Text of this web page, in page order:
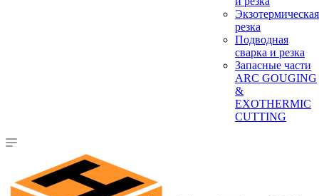
Экзотермическая
резка
Подводная
сварка и резка
Запасные части
ARC GOUGING
&
EXOTHERMIC
CUTTING